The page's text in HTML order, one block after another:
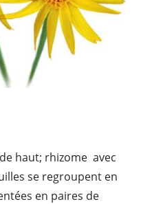
haut; rhizome avec
se regroupent en
en paires de